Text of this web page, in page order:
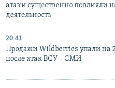
атаки существенно повлияли
деятельность
20:41
Продажи Wildberries упали на
после атак ВСУ – СМИ